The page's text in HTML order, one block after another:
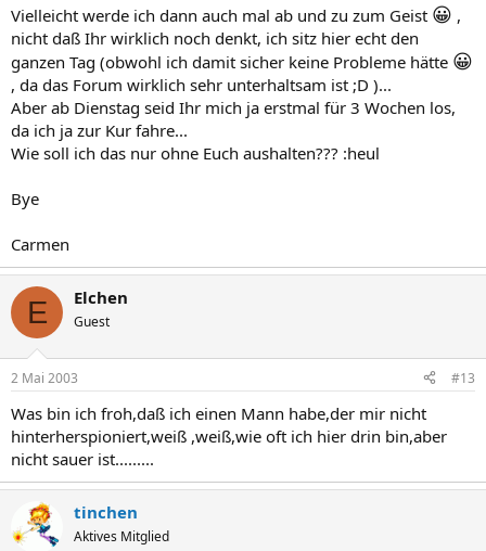
Vielleicht werde ich dann auch mal ab und zu zum Geist 😀 ,
nicht daß Ihr wirklich noch denkt, ich sitz hier echt den
ganzen Tag (obwohl ich damit sicher keine Probleme hätte 😀
, da das Forum wirklich sehr unterhaltsam ist ;D )...
Aber ab Dienstag seid Ihr mich ja erstmal für 3 Wochen los,
da ich ja zur Kur fahre...
Wie soll ich das nur ohne Euch aushalten??? :heul
Bye
Carmen
E Elchen
Guest
2 Mai 2003 #13
Was bin ich froh,daß ich einen Mann habe,der mir nicht
hinterherspioniert,weiß ,weiß,wie oft ich hier drin bin,aber
nicht sauer ist.........
tinchen
Aktives Mitglied